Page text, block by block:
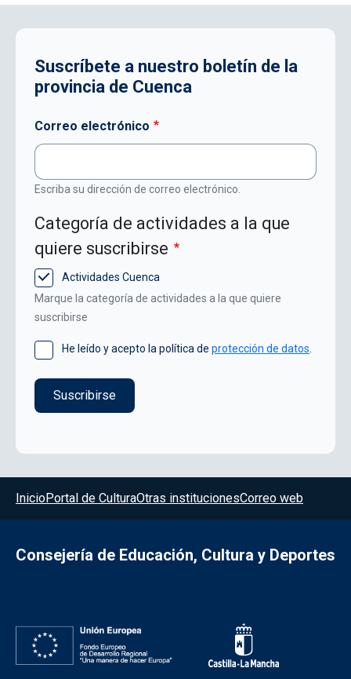
Suscríbete a nuestro boletín de la
provincia de Cuenca
Correo electrónico
Escriba su dirección de correo electrónico.
Categoría de actividades a la que
quiere suscribirse
Actividades Cuenca
Marque la categoría de actividades a la que quiere
suscribirse
He leído y acepto la política de protección de datos.
Menú del pie
InicioPortal de CulturaOtras institucionesCorreo web
Consejería de Educación, Cultura y Deportes